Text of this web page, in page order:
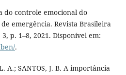
do controle emocional do
emergência. Revista Brasileira
p. 1–8, 2021. Disponível em:
.
A.; SANTOS, J. B. A importância